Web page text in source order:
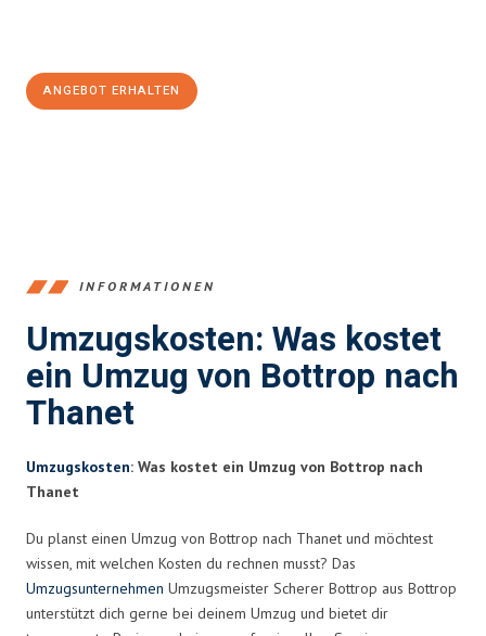
ANGEBOT ERHALTEN
INFORMATIONEN
Umzugskosten: Was kostet
ein Umzug von Bottrop nach
Thanet
Umzugskosten: Was kostet ein Umzug von Bottrop nach
Thanet
Du planst einen Umzug von Bottrop nach Thanet und möchtest
wissen, mit welchen Kosten du rechnen musst? Das
Umzugsunternehmen Umzugsmeister Scherer Bottrop aus Bottrop
unterstützt dich gerne bei deinem Umzug und bietet dir